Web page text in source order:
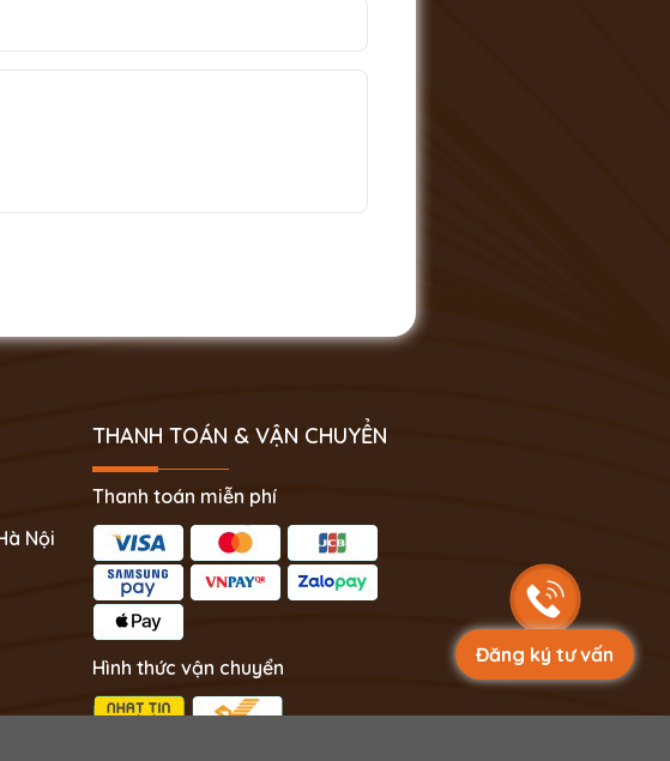
Đăng ký tư vấn
Nội
THANH TOÁN & VẬN CHUYỂN
Thanh toán miễn phí
Hình thức vận chuyển